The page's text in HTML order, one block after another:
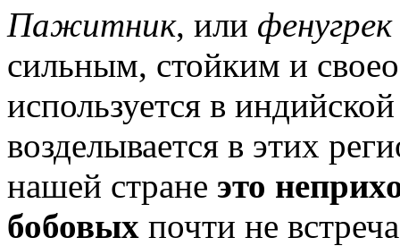
Пажитник, или фенугрек
сильным, стойким и
используется в
возделывается в этих
нашей стране это
бобовых почти не